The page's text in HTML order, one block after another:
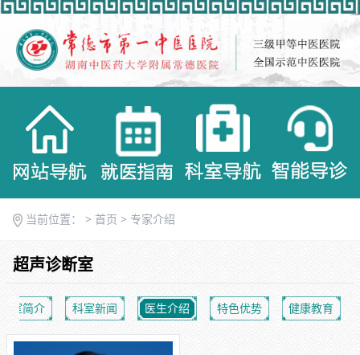
当前位置： > 首页 > 专家介绍
超声诊断室
科室简介 科室新闻 医生介绍 特色优势 健康教育